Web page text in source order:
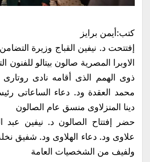
كتب:أيمن برايز
إفتتحت د. نيفين القباج وزيرة التضامن
الاوبرا المصرية صالون بيتالو للفنون
ذوى الهمم الذى أقامه نادى روتارى
محمد العقدة ود. دعاء الساعاتى
دينا المنزلاوى منسق عام الصالون
حضر إفتتاح الصالون د. نيفين عبد
علاوى ود. دعاء الهلاوى ود. شفيق
ولفيف من الشخصيات العامة